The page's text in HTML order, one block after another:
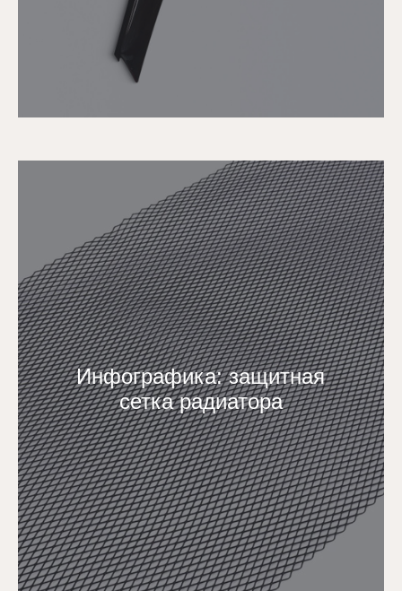
Инфографика: защитная
сетка радиатора